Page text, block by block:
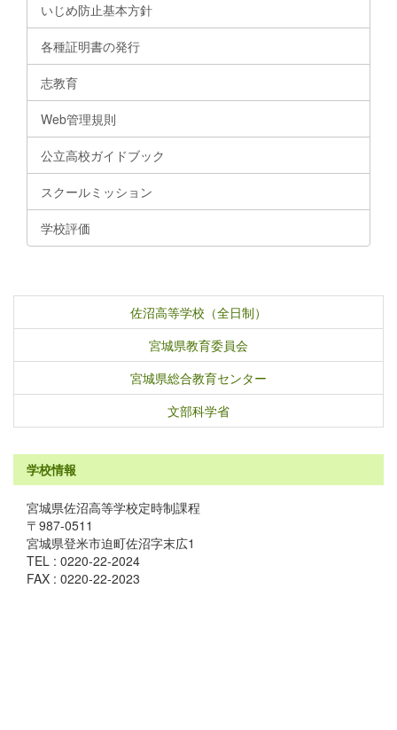
いじめ防止基本方針
各種証明書の発行
志教育
Web管理規則
公立高校ガイドブック
スクールミッション
学校評価
佐沼高等学校（全日制）
宮城県教育委員会
宮城県総合教育センター
文部科学省
学校情報
宮城県佐沼高等学校定時制課程
〒987-0511
宮城県登米市迫町佐沼字末広1
TEL : 0220-22-2024
FAX : 0220-22-2023